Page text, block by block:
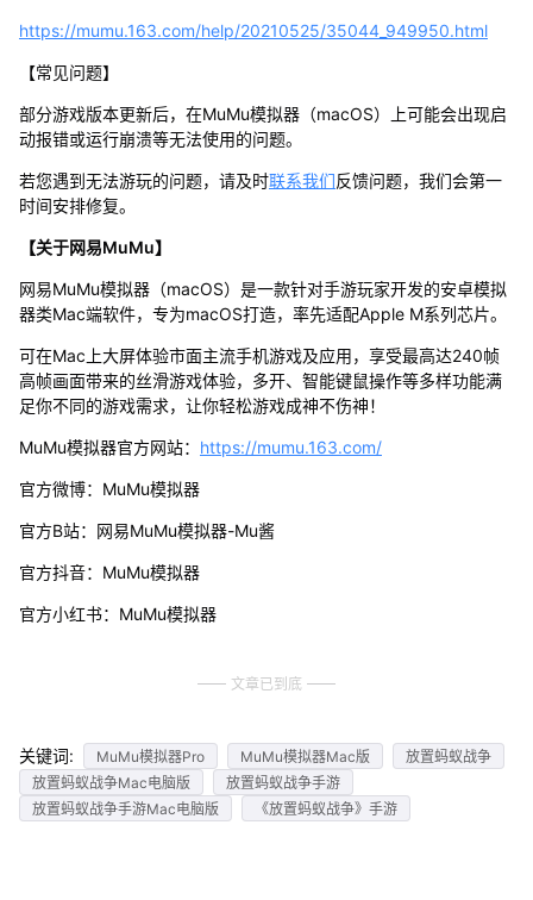
https://mumu.163.com/help/20210525/35044_949950.html
【常见问题】
部分游戏版本更新后，在MuMu模拟器（macOS）上可能会出现启
动报错或运行崩溃等无法使用的问题。
若您遇到无法游玩的问题，请及时联系我们反馈问题，我们会第一
时间安排修复。
【关于网易MuMu】
网易MuMu模拟器（macOS）是一款针对手游玩家开发的安卓模拟
器类Mac端软件，专为macOS打造，率先适配Apple M系列芯片。
可在Mac上大屏体验市面主流手机游戏及应用，享受最高达240帧
高帧画面带来的丝滑游戏体验，多开、智能键鼠操作等多样功能满
足你不同的游戏需求，让你轻松游戏成神不伤神！
MuMu模拟器官方网站： https://mumu.163.com/
官方微博：MuMu模拟器
官方B站：网易MuMu模拟器-Mu酱
官方抖音：MuMu模拟器
官方小红书：MuMu模拟器
文章已到底
关键词: MuMu模拟器Pro MuMu模拟器Mac版
放置蚂蚁战争
放置蚂蚁战争Mac电脑版
放置蚂蚁战争手游
放置蚂蚁战争手游Mac电脑版
《放置蚂蚁战争》手游